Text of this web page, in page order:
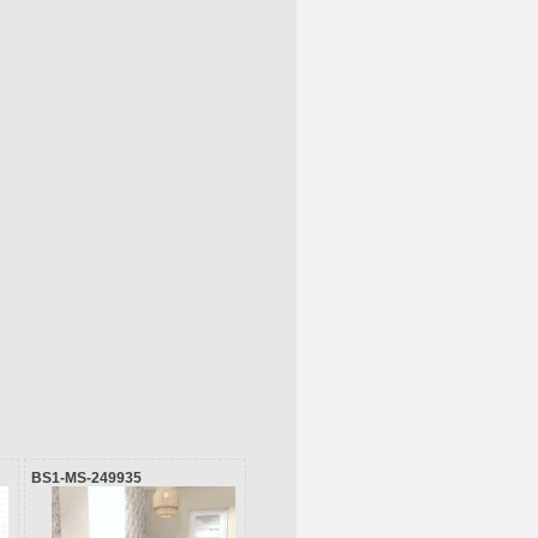
BS1-MS-249935